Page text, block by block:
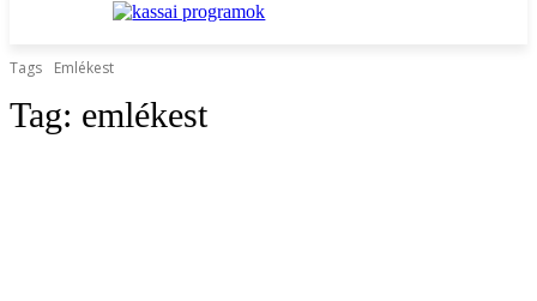
Tags Emlékest
Tag: emlékest